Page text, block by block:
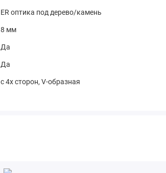
ER оптика под дерево/камень
8 мм
Да
Да
с 4х сторон, V-образная